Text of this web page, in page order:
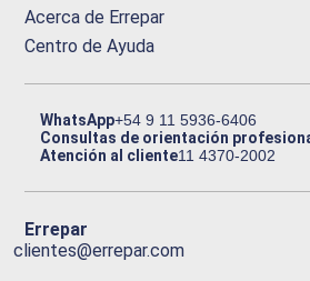
Acerca de Errepar
Centro de Ayuda
WhatsApp+54 9 11 5936-6406
Consultas de orientación
Atención al cliente11 4370-2002
Errepar
clientes@errepar.com